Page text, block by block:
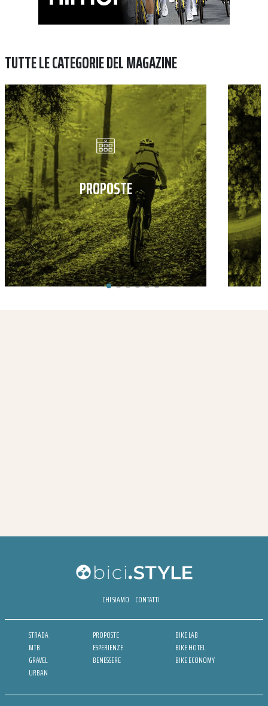
TUTTE LE CATEGORIE DEL MAGAZINE
PROPOSTE
CHI SIAMO CONTATTI
STRADA
MTB
GRAVEL
URBAN
PROPOSTE
ESPERIENZE
BENESSERE
BIKE LAB
BIKE HOTEL
BIKE ECONOMY